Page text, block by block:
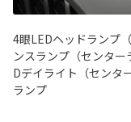
4眼LEDヘッドランプ
ンスランプ（センタ
Dデイライト（センタ
ランプ